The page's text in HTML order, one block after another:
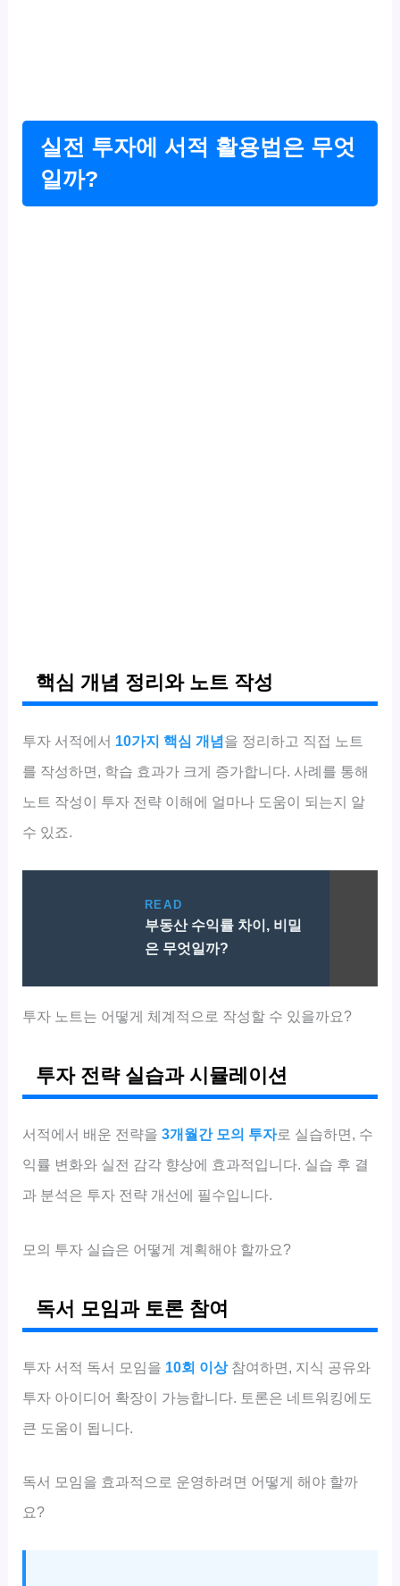
실전 투자에 서적 활용법은 무엇
일까?
핵심 개념 정리와 노트 작성
투자 서적에서 10가지 핵심 개념을 정리하고 직접 노트
를 작성하면, 학습 효과가 크게 증가합니다. 사례를 통해
노트 작성이 투자 전략 이해에 얼마나 도움이 되는지 알
수 있죠.
READ
부동산 수익률 차이, 비밀
은 무엇일까?
투자 노트는 어떻게 체계적으로 작성할 수 있을까요?
투자 전략 실습과 시뮬레이션
서적에서 배운 전략을3개월간 모의 투자로 실습하면, 수
익률 변화와 실전 감각 향상에 효과적입니다. 실습 후 결
과 분석은 투자 전략 개선에 필수입니다.
모의 투자 실습은 어떻게 계획해야 할까요?
독서 모임과 토론 참여
투자 서적 독서 모임을 10회 이상참여하면, 지식 공유와
투자 아이디어 확장이 가능합니다. 토론은 네트워킹에도
큰 도움이 됩니다.
독서 모임을 효과적으로 운영하려면 어떻게 해야 할까
요?